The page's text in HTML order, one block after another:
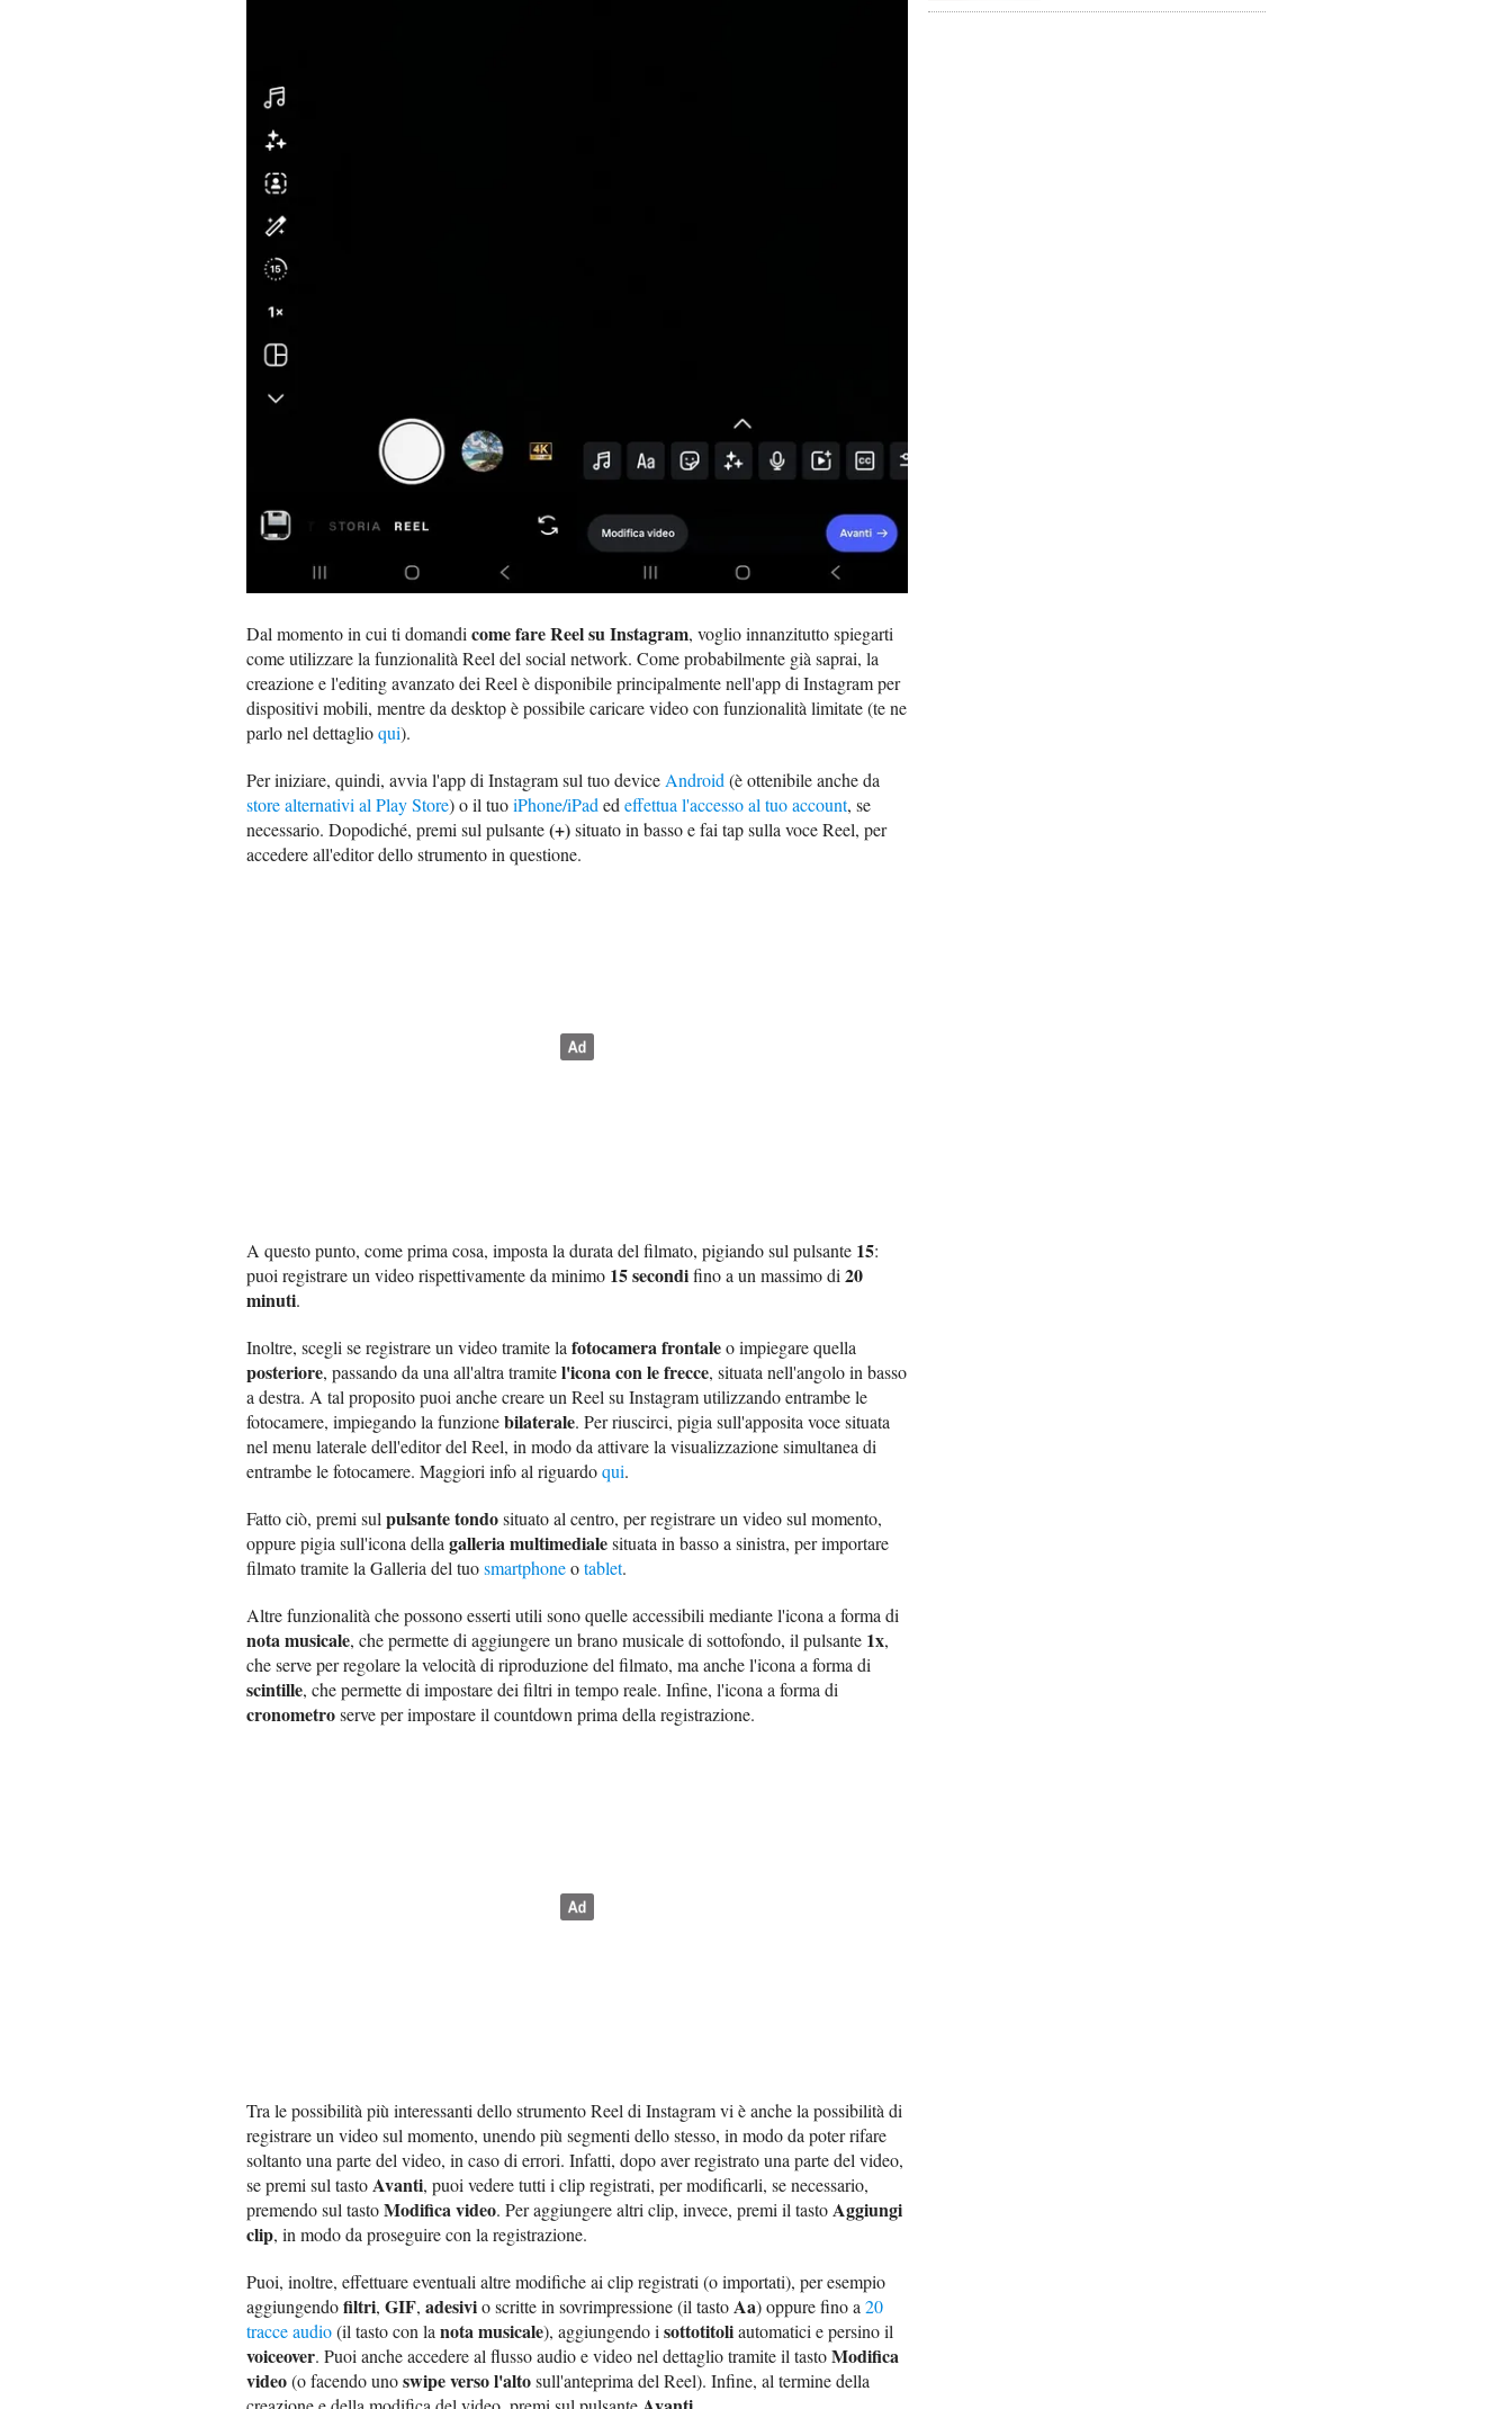
Dal momento in cui ti domandi come fare Reel su Instagram, voglio innanzitutto spiegarti
come utilizzare la funzionalità Reel del social network. Come probabilmente già saprai, la
creazione e l'editing avanzato dei Reel è disponibile principalmente nell'app di Instagram per
dispositivi mobili, mentre da desktop è possibile caricare video con funzionalità limitate (te ne
parlo nel dettaglioqui).
Per iniziare, quindi, avvia l'app di Instagram sul tuo device Android (è ottenibile anche da
store alternativi al Play Store) o il tuoiPhone/iPad ed effettua l'accesso al tuo account, se
necessario. Dopodiché, premi sul pulsante(+)situato in basso e fai tap sulla voce Reel, per
accedere all'editor dello strumento in questione.
A questo punto, come prima cosa, imposta la durata del filmato, pigiando sul pulsante 15:
puoi registrare un video rispettivamente da minimo 15 secondifino a un massimo di 20
minuti.
Inoltre, scegli se registrare un video tramite la fotocamera frontaleo impiegare quella
posteriore, passando da una all'altra tramitel'icona con le frecce, situata nell'angolo in basso
a destra. A tal proposito puoi anche creare un Reel su Instagram utilizzando entrambe le
fotocamere, impiegando la funzionebilaterale. Per riuscirci, pigia sull'apposita voce situata
nel menu laterale dell'editor del Reel, in modo da attivare la visualizzazione simultanea di
entrambe le fotocamere. Maggiori info al riguardoqui.
Fatto ciò, premi sul pulsante tondosituato al centro, per registrare un video sul momento,
oppure pigia sull'icona della galleria multimedialesituata in basso a sinistra, per importare
filmato tramite la Galleria del tuosmartphoneotablet.
Altre funzionalità che possono esserti utili sono quelle accessibili mediante l'icona a forma di
nota musicale, che permette di aggiungere un brano musicale di sottofondo, il pulsante 1x,
che serve per regolare la velocità di riproduzione del filmato, ma anche l'icona a forma di
scintille, che permette di impostare dei filtri in tempo reale. Infine, l'icona a forma di
cronometroserve per impostare il countdown prima della registrazione.
Tra le possibilità più interessanti dello strumento Reel di Instagram vi è anche la possibilità di
registrare un video sul momento, unendo più segmenti dello stesso, in modo da poter rifare
soltanto una parte del video, in caso di errori. Infatti, dopo aver registrato una parte del video,
se premi sul tastoAvanti, puoi vedere tutti i clip registrati, per modificarli, se necessario,
premendo sul tastoModifica video. Per aggiungere altri clip, invece, premi il tastoAggiungi
clip, in modo da proseguire con la registrazione.
Puoi, inoltre, effettuare eventuali altre modifiche ai clip registrati (o importati), per esempio
aggiungendofiltri, GIF, adesivio scritte in sovrimpressione (il tastoAa) oppure fino a 20
tracce audio(il tasto con la nota musicale), aggiungendo i sottotitoliautomatici e persino il
voiceover. Puoi anche accedere al flusso audio e video nel dettaglio tramite il tastoModifica
video(o facendo unoswipe verso l'altosull'anteprima del Reel). Infine, al termine della